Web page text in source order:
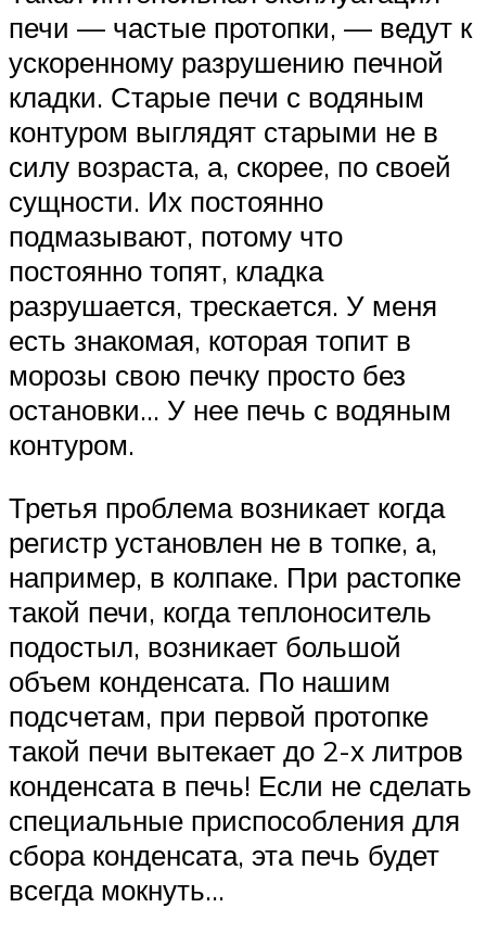
печи — частые протопки, — ведут к
ускоренному разрушению печной
кладки. Старые печи с водяным
контуром выглядят старыми не в
силу возраста, а, скорее, по своей
сущности. Их постоянно
подмазывают, потому что
постоянно топят, кладка
разрушается, трескается. У меня
есть знакомая, которая топит в
морозы свою печку просто без
остановки… У нее печь с водяным
контуром.
Третья проблема возникает когда
регистр установлен не в топке, а,
например, в колпаке. При растопке
такой печи, когда теплоноситель
подостыл, возникает большой
объем конденсата. По нашим
подсчетам, при первой протопке
такой печи вытекает до 2-х литров
конденсата в печь! Если не сделать
специальные приспособления для
сбора конденсата, эта печь будет
всегда мокнуть…